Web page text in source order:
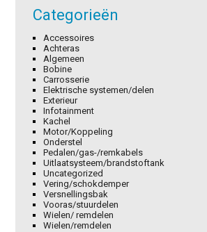
Categorieën
Accessoires
Achteras
Algemeen
Bobine
Carrosserie
Elektrische systemen/delen
Exterieur
Infotainment
Kachel
Motor/Koppeling
Onderstel
Pedalen/gas-/remkabels
Uitlaatsysteem/brandstoftank
Uncategorized
Vering/schokdemper
Versnellingsbak
Vooras/stuurdelen
Wielen/ remdelen
Wielen/remdelen